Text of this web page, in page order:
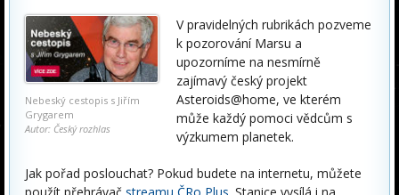
Nebeský cestopis s Jiřím
Grygarem
Autor: Český rozhlas
V pravidelných rubrikách pozveme
k pozorování Marsu a
upozorníme na nesmírně
zajímavý český projekt
Asteroids@home, ve kterém
může každý pomoci vědcům s
výzkumem planetek.
Jak pořad poslouchat? Pokud budete na internetu, můžete
použít přehrávač streamu ČRo Plus. Stanice vysílá i na